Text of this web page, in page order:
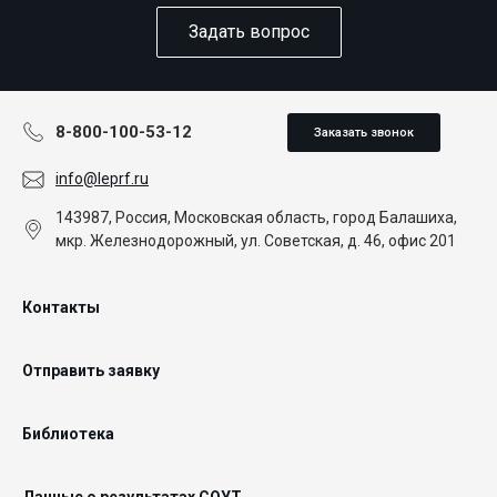
Задать вопрос
8-800-100-53-12 Заказать звонок
info@leprf.ru
143987, Россия, Московская область, город Балашиха,
мкр. Железнодорожный, ул. Советская, д. 46, офис 201
Контакты
Отправить заявку
Библиотека